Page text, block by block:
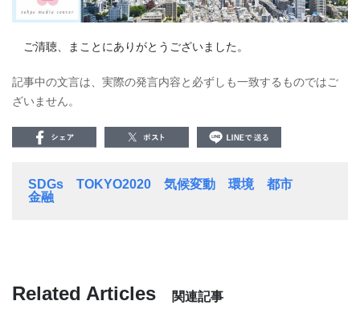
ご清聴、まことにありがとうございました。
記事中の文言は、実際の発言内容と必ずしも一致するものではご
ざいません。
SDGs TOKYO2020 気候変動 環境
都市
金融
Related Articles 関連記事